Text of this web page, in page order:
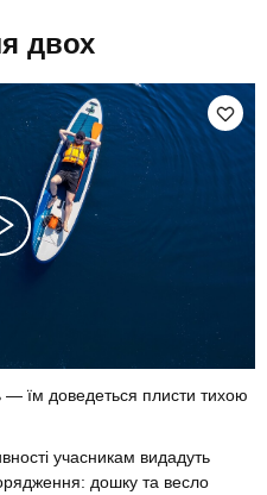
двох
— їм доведеться плисти тихою
учасникам видадуть
дошку та весло